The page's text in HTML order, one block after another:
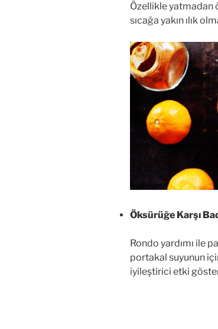
Özellikle yatmadan
sıcağa yakın ılık
Öksürüğe Karşı
Rondo yardımı ile
portakal suyunun
iyileştirici etki